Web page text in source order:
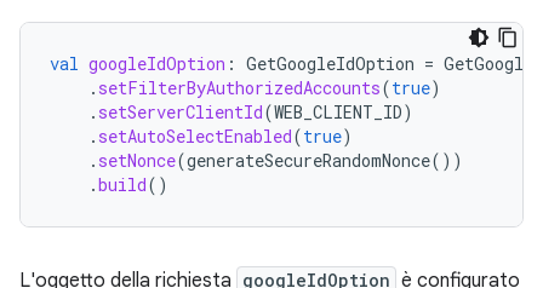
val googleIdOption : GetGoogleIdOption =
. setFilterByAuthorizedAccounts(true)
. setServerClientId(WEB_CLIENT_ID)
. setAutoSelectEnabled(true)
. setNonce(generateSecureRandomNonce())
.build()
L'oggetto della richiesta googleIdOption è configurato